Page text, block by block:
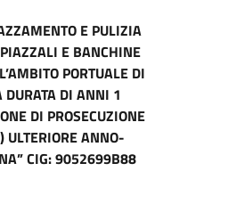
E PULIZIA
E BANCHINE
PORTUALE DI
DURATA DI ANNI 1
DI PROSECUZIONE
ULTERIORE ANNO-
CIG: 9052699B88